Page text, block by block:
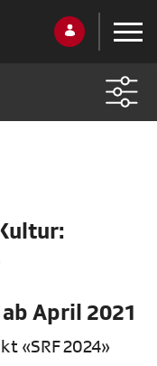
April 2021
«SRF 2024»